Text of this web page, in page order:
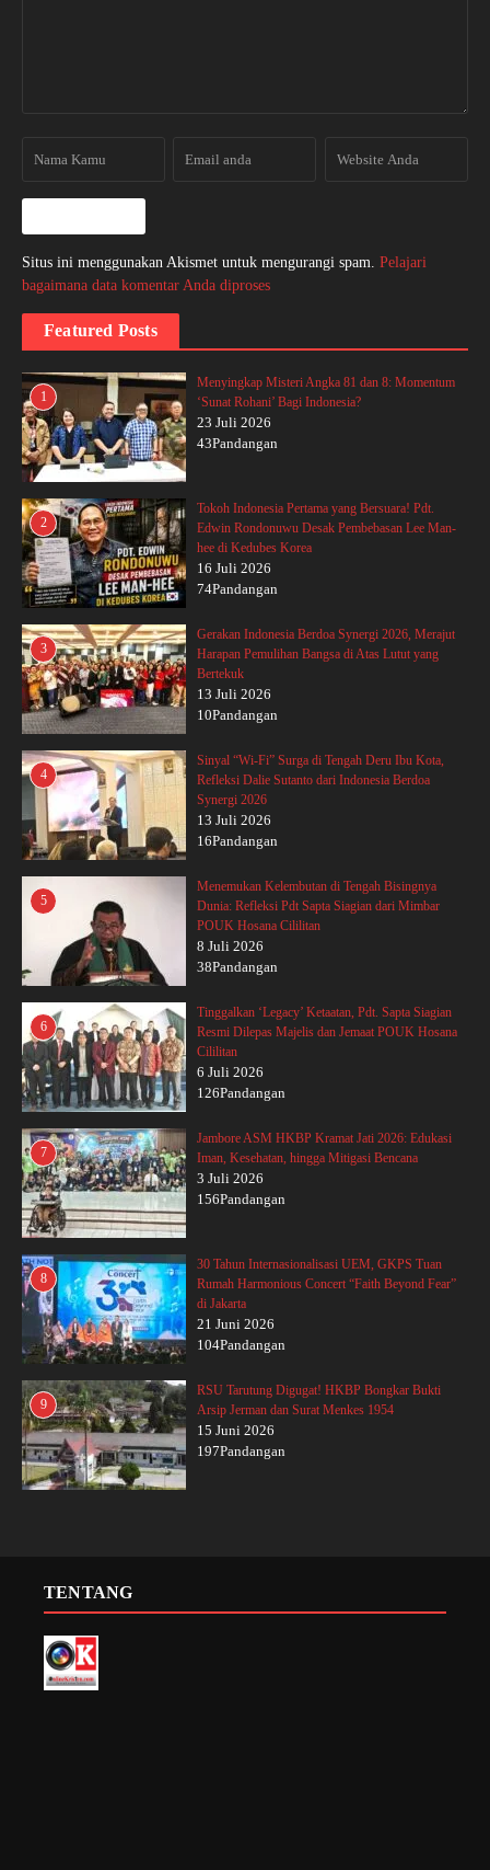
Situs ini menggunakan Akismet untuk mengurangi spam. Pelajari
bagaimana data komentar Anda diproses
Featured Posts
1
Menyingkap Misteri Angka 81 dan 8: Momentum
‘Sunat Rohani’ Bagi Indonesia?
23 Juli 2026
43Pandangan
2
Tokoh Indonesia Pertama yang Bersuara! Pdt.
Edwin Rondonuwu Desak Pembebasan Lee Man-
hee di Kedubes Korea
16 Juli 2026
74Pandangan
3
Gerakan Indonesia Berdoa Synergi 2026, Merajut
Harapan Pemulihan Bangsa di Atas Lutut yang
Bertekuk
13 Juli 2026
10Pandangan
4
Sinyal “Wi-Fi” Surga di Tengah Deru Ibu Kota,
Refleksi Dalie Sutanto dari Indonesia Berdoa
Synergi 2026
13 Juli 2026
16Pandangan
5
Menemukan Kelembutan di Tengah Bisingnya
Dunia: Refleksi Pdt Sapta Siagian dari Mimbar
POUK Hosana Cililitan
8 Juli 2026
38Pandangan
6
Tinggalkan ‘Legacy’ Ketaatan, Pdt. Sapta Siagian
Resmi Dilepas Majelis dan Jemaat POUK Hosana
Cililitan
6 Juli 2026
126Pandangan
7
Jambore ASM HKBP Kramat Jati 2026: Edukasi
Iman, Kesehatan, hingga Mitigasi Bencana
3 Juli 2026
156Pandangan
8
30 Tahun Internasionalisasi UEM, GKPS Tuan
Rumah Harmonious Concert “Faith Beyond Fear”
di Jakarta
21 Juni 2026
104Pandangan
9
RSU Tarutung Digugat! HKBP Bongkar Bukti
Arsip Jerman dan Surat Menkes 1954
15 Juni 2026
197Pandangan
TENTANG